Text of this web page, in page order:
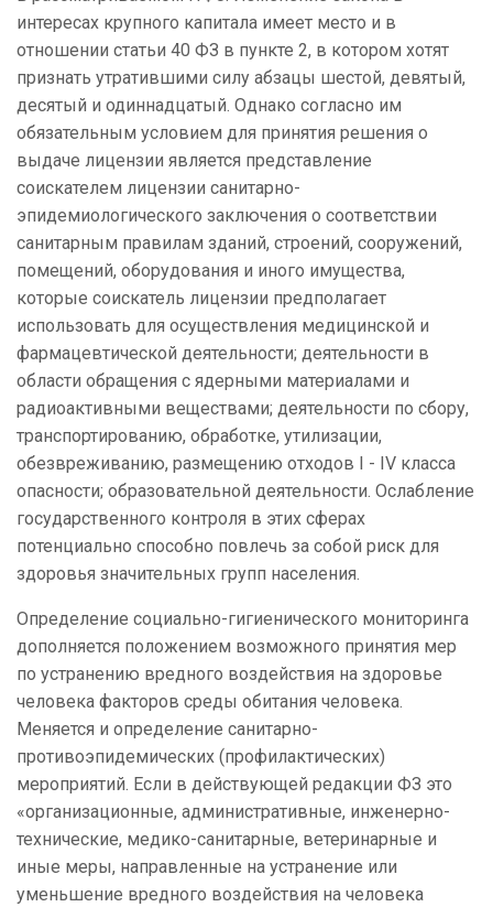
интересах крупного капитала имеет место и в
отношении статьи 40 ФЗ в пункте 2, в котором хотят
признать утратившими силу абзацы шестой, девятый,
десятый и одиннадцатый. Однако согласно им
обязательным условием для принятия решения о
выдаче лицензии является представление
соискателем лицензии санитарно-
эпидемиологического заключения о соответствии
санитарным правилам зданий, строений, сооружений,
помещений, оборудования и иного имущества,
которые соискатель лицензии предполагает
использовать для осуществления медицинской и
фармацевтической деятельности; деятельности в
области обращения с ядерными материалами и
радиоактивными веществами; деятельности по сбору,
транспортированию, обработке, утилизации,
обезвреживанию, размещению отходов I - IV класса
опасности; образовательной деятельности. Ослабление
государственного контроля в этих сферах
потенциально способно повлечь за собой риск для
здоровья значительных групп населения.
Определение социально-гигиенического мониторинга
дополняется положением возможного принятия мер
по устранению вредного воздействия на здоровье
человека факторов среды обитания человека.
Меняется и определение санитарно-
противоэпидемических (профилактических)
мероприятий. Если в действующей редакции ФЗ это
«организационные, административные, инженерно-
технические, медико-санитарные, ветеринарные и
иные меры, направленные на устранение или
уменьшение вредного воздействия на человека